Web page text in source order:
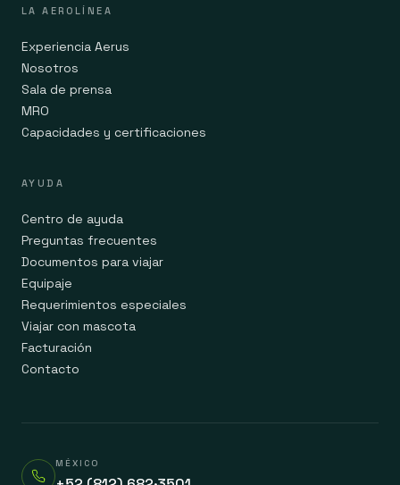
LA AEROLÍNEA
Experiencia Aerus
Nosotros
Sala de prensa
MRO
Capacidades y certificaciones
AYUDA
Centro de ayuda
Preguntas frecuentes
Documentos para viajar
Equipaje
Requerimientos especiales
Viajar con mascota
Facturación
Contacto
MÉXICO